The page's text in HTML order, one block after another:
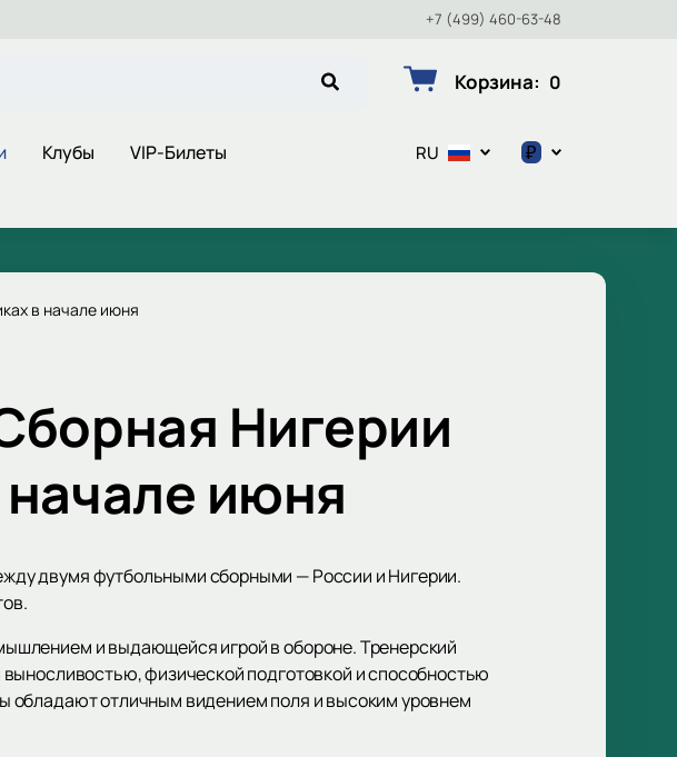
+7 (499) 460-63-48
Корзина: 0
Клубы
VIP-Билеты
RU ₽
в начале июня
Нигерии
июня
двумя футбольными сборными — России и Нигерии.
и выдающейся игрой в обороне. Тренерский
физической подготовкой и способностью
обладают отличным видением поля и высоким уровнем